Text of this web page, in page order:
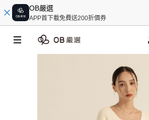
OB嚴選
APP首下載免費送200折價券